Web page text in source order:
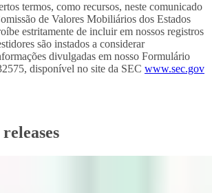
termos, como recursos, neste comunicado
de Valores Mobiliários dos Estados
estritamente de incluir em nossos registros
são instados a considerar
divulgadas em nosso Formulário
disponível no site da SEC www.sec.gov